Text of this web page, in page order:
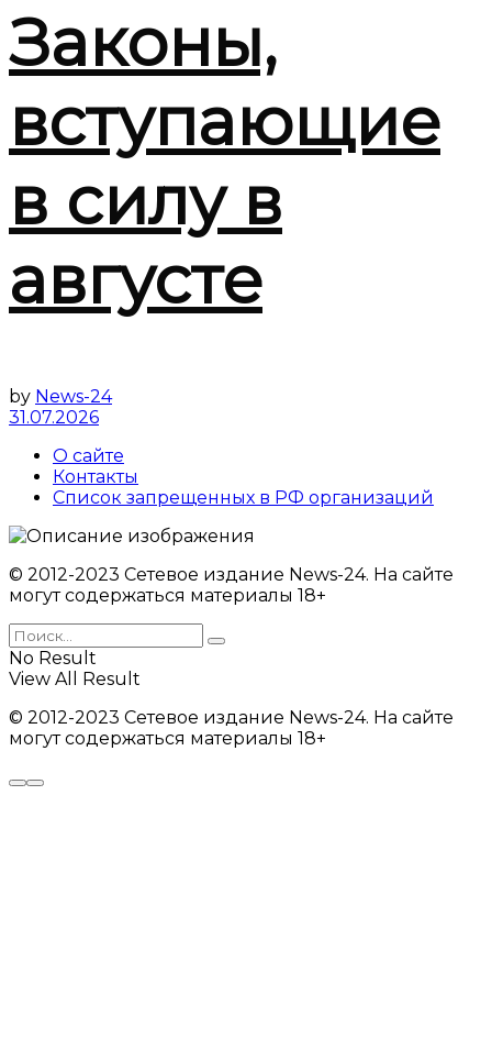
Законы,
вступающие
в силу в
августе
by News-24
31.07.2026
О сайте
Контакты
Список запрещенных в РФ организаций
© 2012-2023 Сетевое издание News-24. На сайте
могут содержаться материалы 18+
No Result
View All Result
© 2012-2023 Сетевое издание News-24. На сайте
могут содержаться материалы 18+